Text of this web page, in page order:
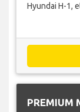
Hyundai H-1,
PREMIUM